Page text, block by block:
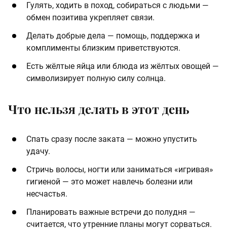
Гулять, ходить в поход, собираться с людьми —
обмен позитива укрепляет связи.
Делать добрые дела — помощь, поддержка и
комплименты близким приветствуются.
Есть жёлтые яйца или блюда из жёлтых овощей —
символизирует полную силу солнца.
Что нельзя делать в этот день
Спать сразу после заката — можно упустить
удачу.
Стричь волосы, ногти или заниматься «игривая»
гигиеной — это может навлечь болезни или
несчастья.
Планировать важные встречи до полудня —
считается, что утренние планы могут сорваться.